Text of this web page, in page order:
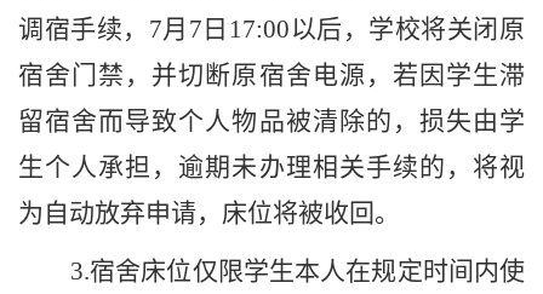
调宿手续， 7月 7 日 17:00以后，学校将关闭原
宿舍门禁，并切断原宿舍电源 ， 若因学生滞
留宿舍而导致个人物品被清除的，损失由学
生个人承担 ， 逾期未办理相关手续的，将视
为自动放弃申请，床位将被收回。
3.宿舍床位仅限学生本人在规定时间内使